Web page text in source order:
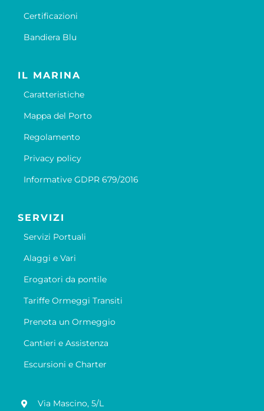
Certificazioni
Bandiera Blu
IL MARINA
Caratteristiche
Mappa del Porto
Regolamento
Privacy policy
Informative GDPR 679/2016
SERVIZI
Servizi Portuali
Alaggi e Vari
Erogatori da pontile
Tariffe Ormeggi Transiti
Prenota un Ormeggio
Cantieri e Assistenza
Escursioni e Charter
Via Mascino, 5/L